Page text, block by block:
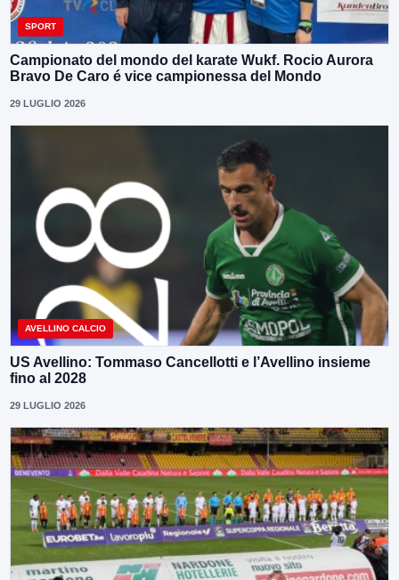
SPORT
Campionato del mondo del karate Wukf. Rocio Aurora
Bravo De Caro é vice campionessa del Mondo
29 LUGLIO 2026
AVELLINO CALCIO
US Avellino: Tommaso Cancellotti e l’Avellino insieme
fino al 2028
29 LUGLIO 2026